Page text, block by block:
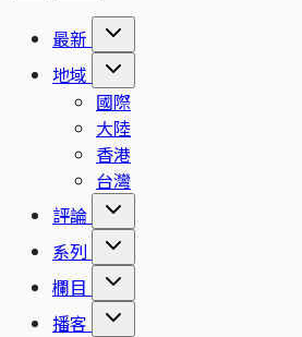
最新
地域
國際
大陸
香港
台灣
評論
系列
欄目
播客